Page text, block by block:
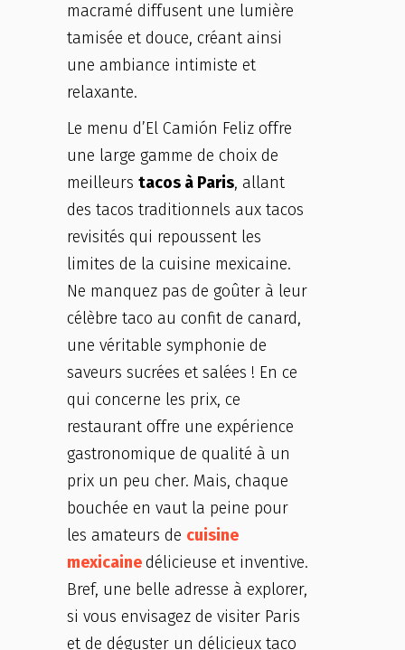
macramé diffusent une lumière
tamisée et douce, créant ainsi
une ambiance intimiste et
relaxante.
Le menu d’El Camión Feliz offre
une large gamme de choix de
meilleurs tacos à Paris, allant
des tacos traditionnels aux tacos
revisités qui repoussent les
limites de la cuisine mexicaine.
Ne manquez pas de goûter à leur
célèbre taco au confit de canard,
une véritable symphonie de
saveurs sucrées et salées ! En ce
qui concerne les prix, ce
restaurant offre une expérience
gastronomique de qualité à un
prix un peu cher. Mais, chaque
bouchée en vaut la peine pour
les amateurs de cuisine
mexicainedélicieuse et inventive.
Bref, une belle adresse à explorer,
si vous envisagez de visiter Paris
et de déguster un délicieux taco